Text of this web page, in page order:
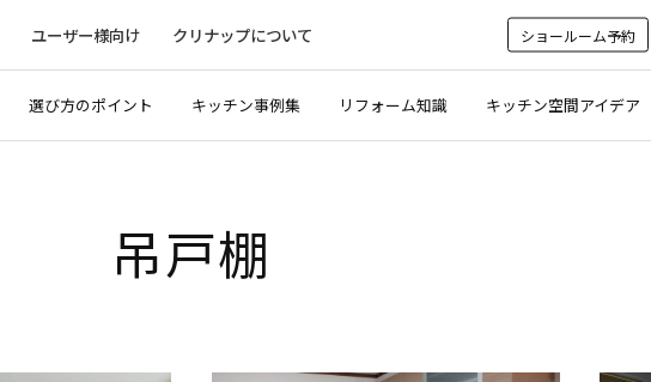
ユーザー様向け クリナップについて ショールーム予約
選び方のポイント キッチン事例集 リフォーム知識 キッチン空間アイデア
吊戸棚